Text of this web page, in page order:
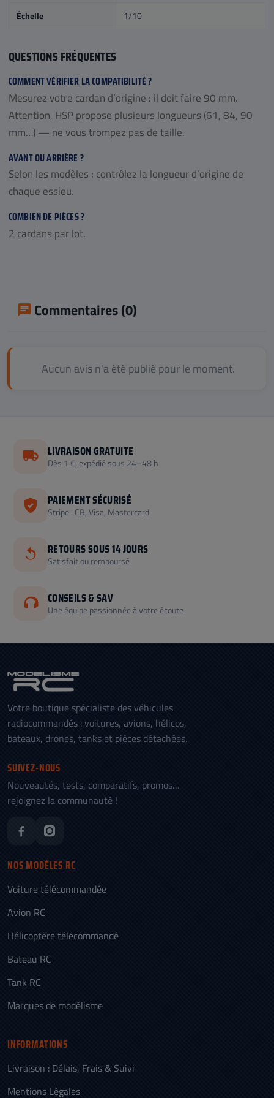
Échelle 1/10
QUESTIONS FRÉQUENTES
COMMENT VÉRIFIER LA COMPATIBILITÉ ?
Mesurez votre cardan d’origine : il doit faire 90 mm.
Attention, HSP propose plusieurs longueurs (61, 84, 90
mm…) — ne vous trompez pas de taille.
AVANT OU ARRIÈRE ?
Selon les modèles ; contrôlez la longueur d’origine de
chaque essieu.
COMBIEN DE PIÈCES ?
2 cardans par lot.
Commentaires (0)
Aucun avis n'a été publié pour le moment.
LIVRAISON GRATUITE
Dès 1 €, expédié sous 24–48 h
PAIEMENT SÉCURISÉ
Stripe · CB, Visa, Mastercard
RETOURS SOUS 14 JOURS
Satisfait ou remboursé
CONSEILS & SAV
Une équipe passionnée à votre écoute
Votre boutique spécialiste des véhicules
radiocommandés : voitures, avions, hélicos,
bateaux, drones, tanks et pièces détachées.
SUIVEZ-NOUS
Nouveautés, tests, comparatifs, promos…
rejoignez la communauté !
NOS MODÈLES RC
Voiture télécommandée
Avion RC
Hélicoptère télécommandé
Bateau RC
Tank RC
Marques de modélisme
INFORMATIONS
Livraison : Délais, Frais & Suivi
Mentions Légales